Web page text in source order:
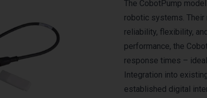
The CobotPump
robotic systems.
reliability, flexibility,
performance, the
response times –
Integration into
established digital